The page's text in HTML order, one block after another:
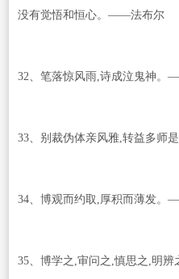
没有觉悟和恒心。——法布尔
32、笔落惊风雨,诗成泣鬼神。
33、别裁伪体亲风雅,转益多师
34、博观而约取,厚积而薄发。
35、博学之,审问之,慎思之,明